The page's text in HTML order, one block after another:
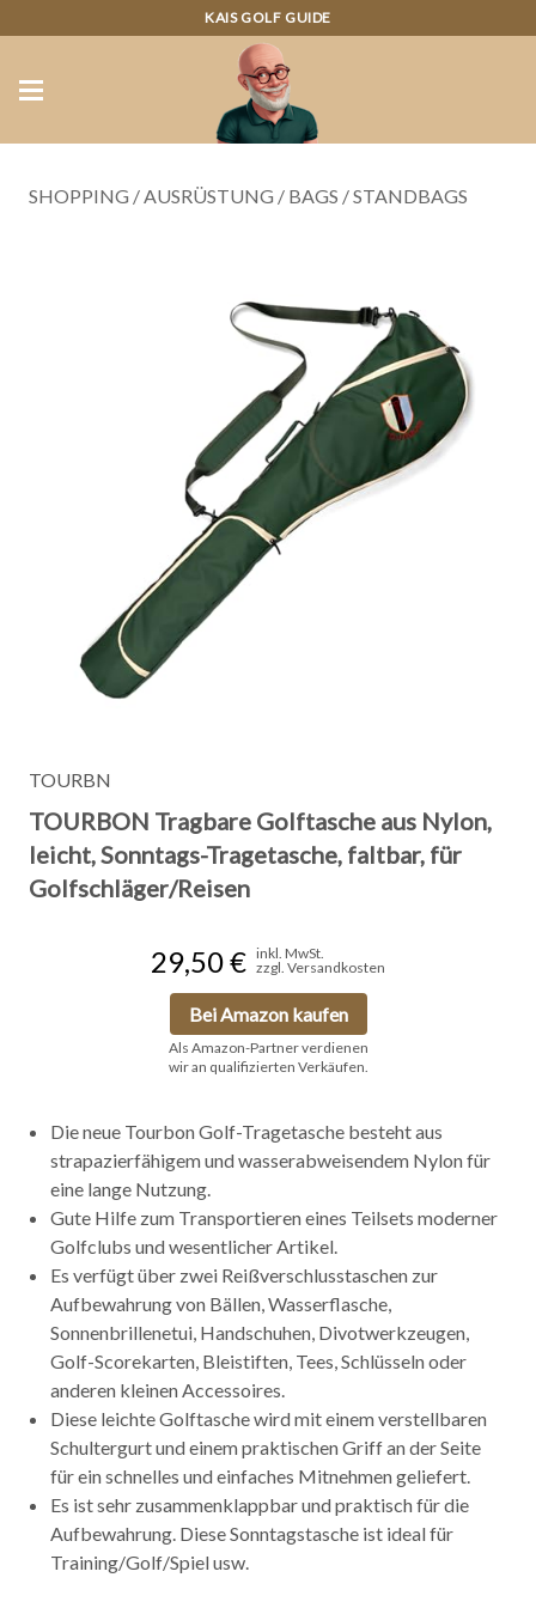
KAIS GOLF GUIDE
SHOPPING /AUSRÜSTUNG / BAGS /STANDBAGS
TOURBN
TOURBON Tragbare Golftasche aus Nylon,
leicht, Sonntags-Tragetasche, faltbar, für
Golfschläger/Reisen
29,50 € inkl. MwSt.
zzgl. Versandkosten
Bei Amazon kaufen
Als Amazon-Partner verdienen
wir an qualifizierten Verkäufen.
Die neue Tourbon Golf-Tragetasche besteht aus
strapazierfähigem und wasserabweisendem Nylon für
eine lange Nutzung.
Gute Hilfe zum Transportieren eines Teilsets moderner
Golfclubs und wesentlicher Artikel.
Es verfügt über zwei Reißverschlusstaschen zur
Aufbewahrung von Bällen, Wasserflasche,
Sonnenbrillenetui, Handschuhen, Divotwerkzeugen,
Golf-Scorekarten, Bleistiften, Tees, Schlüsseln oder
anderen kleinen Accessoires.
Diese leichte Golftasche wird mit einem verstellbaren
Schultergurt und einem praktischen Griff an der Seite
für ein schnelles und einfaches Mitnehmen geliefert.
Es ist sehr zusammenklappbar und praktisch für die
Aufbewahrung. Diese Sonntagstasche ist ideal für
Training/Golf/Spiel usw.